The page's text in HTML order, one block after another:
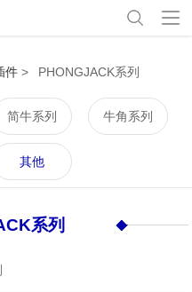
件 > PHONGJACK系列
简牛系列 牛角系列
其他
系列